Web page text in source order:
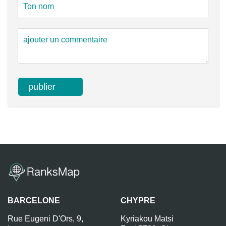
BARCELONE
Rue Eugeni D'Ors, 9,
CHYPRE
Kyriakou Matsi